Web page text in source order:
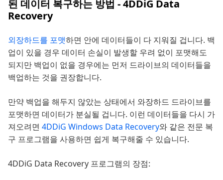
된 데이터 복구하는 방법 - 4DDiG Data
Recovery
외장하드를 포맷하면 안에 데이터들이 다 지워질 겁니다. 백
업이 있을 경우 데이터 손실이 발생할 우려 없이 포맷해도
되지만 백업이 없을 경우에는 먼저 드라이브의 데이터들을
백업하는 것을 권장합니다.
만약 백업을 해두지 않았는 상태에서 와장하드 드라이브를
포맷하면 데이터가 분실될 겁니다. 이런 데이터들을 다시 가
져오려면 4DDiG Windows Data Recovery와 같은 전문 복
구 프로그램을 사용하면 쉽게 복구해줄 수 있습니다.
4DDiG Data Recovery 프로그램의 장점: